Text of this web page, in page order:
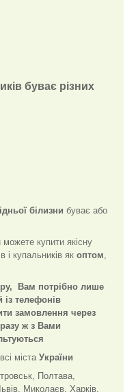
буває різних
білизни буває або
купити якісну
і купальників як оптом,
Вам потрібно лише
із телефонів
замовлення через
ж з Вами
міста України
Полтава,
Миколаєв, Харків,